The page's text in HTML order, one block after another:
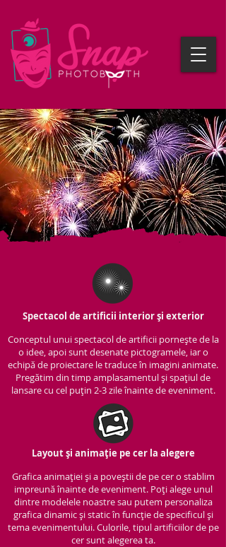
Spectacol de artificii interior și exterior
Conceptul unui spectacol de artificii pornește de la
o idee, apoi sunt desenate pictogramele, iar o
echipă de proiectare le traduce în imagini animate.
Pregătim din timp amplasamentul și spațiul de
lansare cu cel puțin 2-3 zile înainte de eveniment.
Layout și animație pe cer la alegere
Grafica animației și a poveștii de pe cer o stablim
impreună înainte de eveniment. Poți alege unul
dintre modelele noastre sau putem personaliza
grafica dinamic și static în funcție de specificul și
tema evenimentului. Culorile, tipul artificiilor de pe
cer sunt alegerea ta.